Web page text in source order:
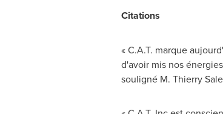
Citations
« C.A.T. marque
d'avoir mis nos
souligné M. Thierry